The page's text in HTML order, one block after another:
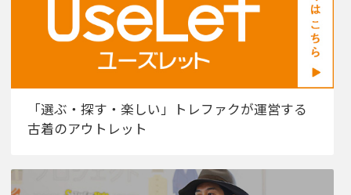
「選ぶ・探す・楽しい」トレファクが運営する
古着のアウトレット